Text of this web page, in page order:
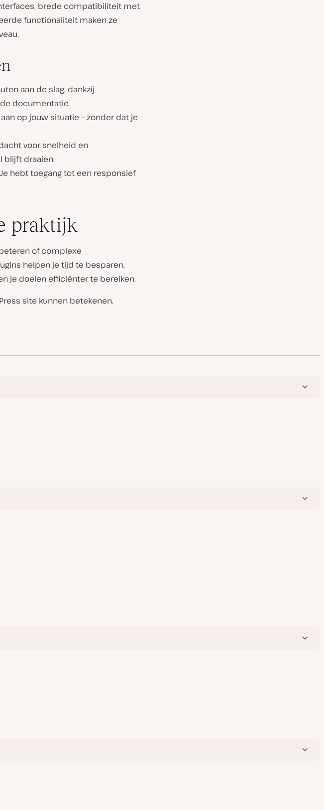
brede compatibiliteit met
functionaliteit maken ze
aan de slag, dankzij
documentatie.
op jouw situatie – zonder dat je
voor snelheid en
blijft draaien.
hebt toegang tot een responsief
praktijk
of complexe
helpen je tijd te besparen,
je doelen efficiënter te bereiken.
site kunnen betekenen.